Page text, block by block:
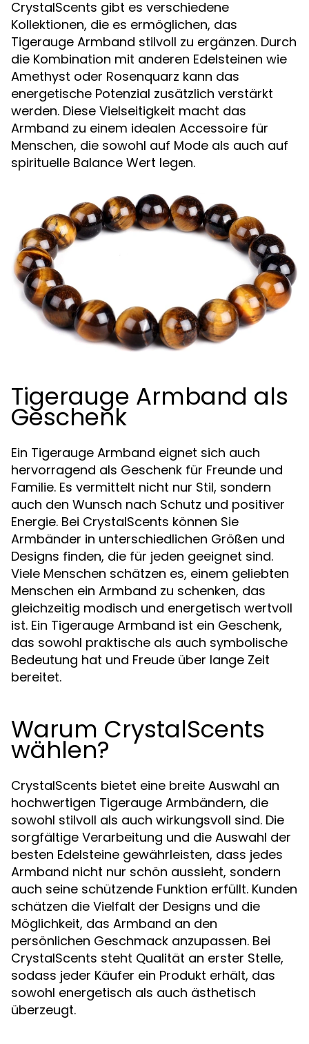
CrystalScents gibt es verschiedene
Kollektionen, die es ermöglichen, das
Tigerauge Armband stilvoll zu ergänzen. Durch
die Kombination mit anderen Edelsteinen wie
Amethyst oder Rosenquarz kann das
energetische Potenzial zusätzlich verstärkt
werden. Diese Vielseitigkeit macht das
Armband zu einem idealen Accessoire für
Menschen, die sowohl auf Mode als auch auf
spirituelle Balance Wert legen.
Tigerauge Armband als
Geschenk
Ein Tigerauge Armband eignet sich auch
hervorragend als Geschenk für Freunde und
Familie. Es vermittelt nicht nur Stil, sondern
auch den Wunsch nach Schutz und positiver
Energie. Bei CrystalScents können Sie
Armbänder in unterschiedlichen Größen und
Designs finden, die für jeden geeignet sind.
Viele Menschen schätzen es, einem geliebten
Menschen ein Armband zu schenken, das
gleichzeitig modisch und energetisch wertvoll
ist. Ein Tigerauge Armband ist ein Geschenk,
das sowohl praktische als auch symbolische
Bedeutung hat und Freude über lange Zeit
bereitet.
Warum CrystalScents
wählen?
CrystalScents bietet eine breite Auswahl an
hochwertigen Tigerauge Armbändern, die
sowohl stilvoll als auch wirkungsvoll sind. Die
sorgfältige Verarbeitung und die Auswahl der
besten Edelsteine gewährleisten, dass jedes
Armband nicht nur schön aussieht, sondern
auch seine schützende Funktion erfüllt. Kunden
schätzen die Vielfalt der Designs und die
Möglichkeit, das Armband an den
persönlichen Geschmack anzupassen. Bei
CrystalScents steht Qualität an erster Stelle,
sodass jeder Käufer ein Produkt erhält, das
sowohl energetisch als auch ästhetisch
überzeugt.